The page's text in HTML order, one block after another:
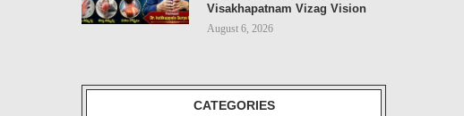
Visakhapatnam Vizag Vision
August 6, 2026
CATEGORIES